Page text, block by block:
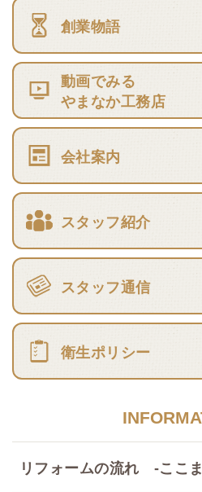
創業物語
動画でみる
やまなか工務店
会社案内
スタッフ紹介
スタッフ通信
衛生ポリシー
リフォームの流れ -ここ